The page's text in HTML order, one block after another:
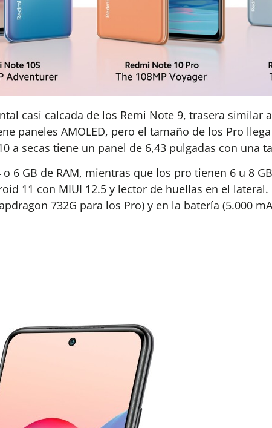
casi calcada de los Remi Note 9, trasera similar
paneles AMOLED, pero el tamaño de los Pro
a secas tiene un panel de 6,43 pulgadas con una
6 GB de RAM, mientras que los pro tienen 6 u 8
11 con MIUI 12.5 y lector de huellas en el
732G para los Pro) y en la batería (5.000